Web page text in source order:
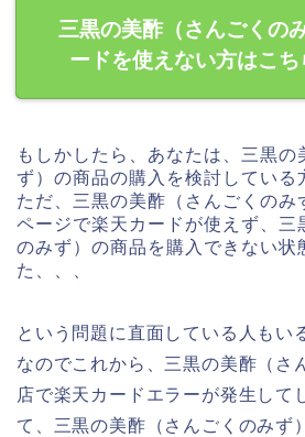
三黒の美酢（さんごくの
ードを使えない方はこ
もしかしたら、あなたは、三黒の
ず）の商品の購入を検討している
ただ、三黒の美酢（さんごくのみ
ページで楽天カードが使えず、三
のみず）の商品を購入できない状
た、、、
という問題に直面している人もい
なのでこれから、三黒の美酢（さ
店で楽天カードエラーが発生して
て、三黒の美酢（さんごくのみず